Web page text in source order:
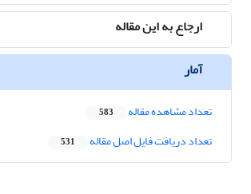
ارجاع به این مقاله
آمار
تعداد مشاهده مقاله 583
تعداد دریافت فایل اصل مقاله 531